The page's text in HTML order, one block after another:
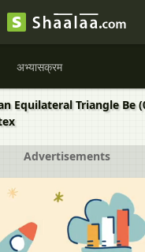
अभ्यासक्रम
Equilateral Triangle Be
Advertisements